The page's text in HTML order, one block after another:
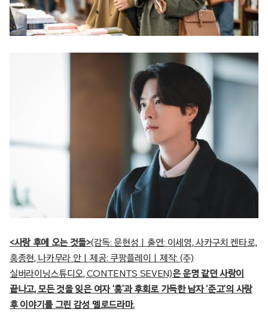
<사랑 후에 오는 것들>(감독: 문현성ㅣ출연: 이세영, 사카구치 켄타로,
홍종현, 나카무라 안ㅣ제공: 쿠팡플레이ㅣ제작: (주)
실버라이닝스튜디오, CONTENTS SEVEN)은 운명 같던 사랑이
끝나고, 모든 것을 잊은 여자 ‘홍’과 후회로 가득한 남자 ‘준고’의 사랑
후 이야기를 그린 감성 멜로드라마.